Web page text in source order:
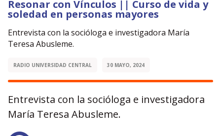
Resonar con Vínculos || Curso de vida y
soledad en personas mayores
Entrevista con la socióloga e investigadora María
Teresa Abusleme.
RADIO UNIVERSIDAD CENTRAL 30 MAYO, 2024
Entrevista con la socióloga e investigadora
María Teresa Abusleme.